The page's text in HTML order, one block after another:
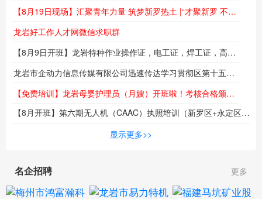
【8月19日现场】汇聚青年力量 筑梦新罗热土 |“才聚新罗 不负韶华”专场招聘会即将举行
龙岩好工作人才网微信求职群
【8月9日开班】龙岩特种作业操作证，电工证，焊工证，高空作业证，报名培训报名火热进行中...
龙岩市企动力信息传媒有限公司迅速传达学习贯彻区第十五次党代会精神
【免费培训】龙岩母婴护理员（月嫂）开班啦！考核合格颁发职业技能等级证书！名额有限！
【8月开班】第六期无人机（CAAC）执照培训（新罗区+永定区）同步热招中！低空时代来临，技能成就未来！
显示更多>>
名企招聘 更多